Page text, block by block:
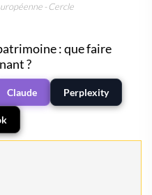
- Cercle
: que faire
?
Claude Perplexity